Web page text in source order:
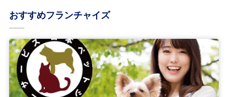
おすすめフランチャイズ